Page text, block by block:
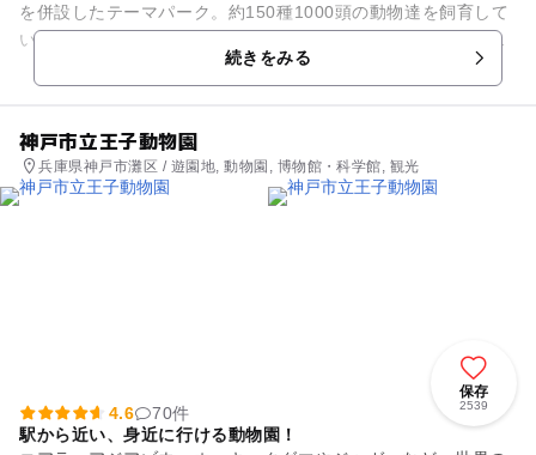
を併設したテーマパーク。約150種1000頭の動物達を飼育して
いて、関西で唯一マイカーで入場することのできる「ドライブ
続きをみる
神戸市立王子動物園
兵庫県神戸市灘区 / 遊園地, 動物園, 博物館・科学館, 観光
保存
2539
4.6
70件
駅から近い、身近に行ける動物園！